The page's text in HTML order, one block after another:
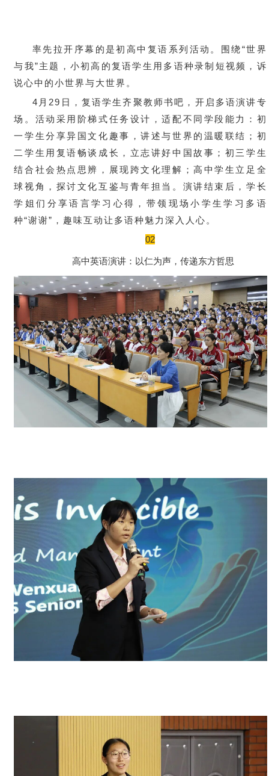
率先拉开序幕的是初高中复语系列活动。围绕“世界
与我”主题，小初高的复语学生用多语种录制短视频，诉
说心中的小世界与大世界。
4月29日，复语学生齐聚教师书吧，开启多语演讲专
场。活动采用阶梯式任务设计，适配不同学段能力：初
一学生分享异国文化趣事，讲述与世界的温暖联结；初
二学生用复语畅谈成长，立志讲好中国故事；初三学生
结合社会热点思辨，展现跨文化理解；高中学生立足全
球视角，探讨文化互鉴与青年担当。演讲结束后，学长
学姐们分享语言学习心得，带领现场小学生学习多语
种“谢谢”，趣味互动让多语种魅力深入人心。
02
高中英语演讲：以仁为声，传递东方哲思